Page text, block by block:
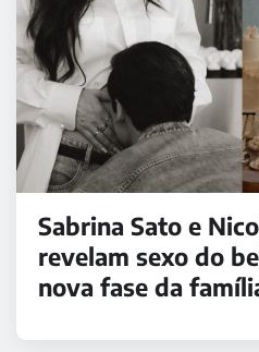
Sabrina Sato e
revelam sexo do
nova fase da